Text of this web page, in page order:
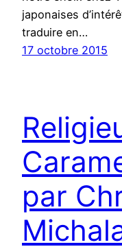
japonaises
traduire en…
17 octobre 2015
par